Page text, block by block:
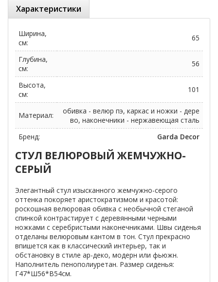
Характеристики
Ширина,
см:
65
Глубина,
см:
56
Высота,
см:
101
Материал:
обивка - велюр пэ, каркас и ножки - дере
во, наконечники - нержавеющая сталь
Бренд:
Garda Decor
СТУЛ ВЕЛЮРОВЫЙ ЖЕМЧУЖНО-
СЕРЫЙ
Элегантный стул изысканного жемчужно-серого
оттенка покоряет аристократизмом и красотой:
роскошная велюровая обивка с необычной стеганой
спинкой контрастирует с деревянными черными
ножками с серебристыми наконечниками. Швы сиденья
отделаны велюровым кантом в тон. Стул прекрасно
впишется как в классический интерьер, так и
обстановку в стиле ар-деко, модерн или фьюжн.
Наполнитель пенополиуретан. Размер сиденья:
Г47*Ш56*В54см.